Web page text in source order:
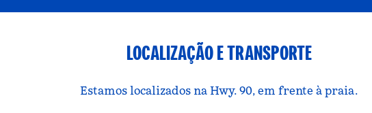
LOCALIZAÇÃO E TRANSPORTE
Estamos localizados na Hwy. 90, em frente à praia.